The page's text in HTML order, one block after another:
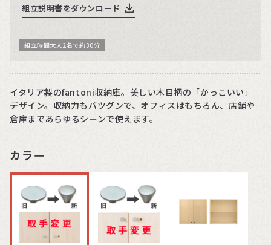
組立説明書をダウンロード
組立時間大人2名で約30分
イタリア製のfantoni収納庫。美しい木目柄の「かっこいい」
デザイン。収納力もバツグンで、オフィスはもちろん、店舗や
倉庫まであらゆるシーンで使えます。
カラー